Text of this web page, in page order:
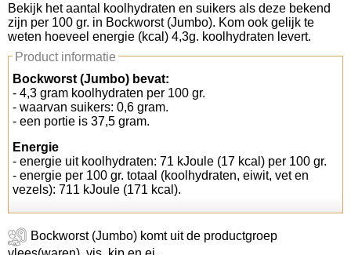
Koolhydraten tellen
Links
Bekijk het aantal koolhydraten en suikers als deze bekend
zijn per 100 gr. in Bockworst (Jumbo). Kom ook gelijk te
weten hoeveel energie (kcal) 4,3g. koolhydraten levert.
Product informatie
Bockworst (Jumbo) bevat:
- 4,3 gram koolhydraten per 100 gr.
- waarvan suikers: 0,6 gram.
- een portie is 37,5 gram.
Energie
- energie uit koolhydraten: 71 kJoule (17 kcal) per 100 gr.
- energie per 100 gr. totaal (koolhydraten, eiwit, vet en
vezels): 711 kJoule (171 kcal).
Bockworst (Jumbo) komt uit de productgroep